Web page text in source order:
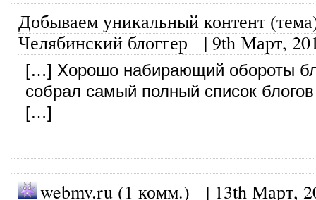
Добываем уникальный контент
Челябинский блоггер|9th Март,
[…] Хорошо набирающий обороты
собрал самый полный список
[…]
webmv.ru (1 комм.) | 13th Март,